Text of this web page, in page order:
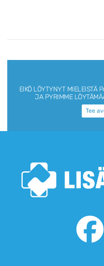
EIKÖ LÖYTYNYT MIELEISTÄ
JA PYRIMME
Tee